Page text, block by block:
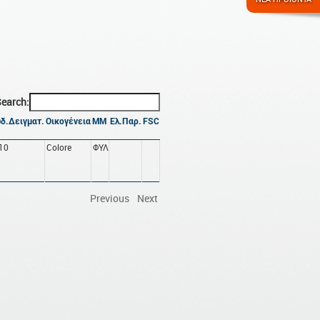
ΟικογένειαΜΜ Ελ.Παρ.FSC
Colore ΦΥΛ
Previous Next